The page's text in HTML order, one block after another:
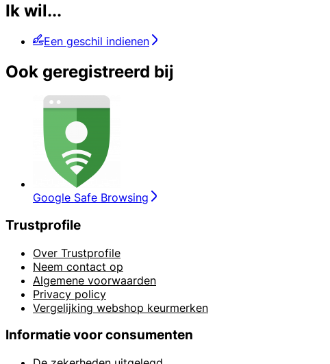
Ik wil...
Een geschil indienen
Ook geregistreerd bij
Google Safe Browsing
Trustprofile
Over Trustprofile
Neem contact op
Algemene voorwaarden
Privacy policy
Vergelijking webshop keurmerken
Informatie voor consumenten